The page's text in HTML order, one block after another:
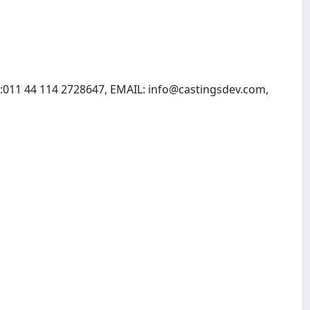
44 114 2728647, EMAIL: info@castingsdev.com,